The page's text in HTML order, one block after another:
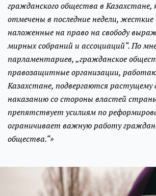
гражданского общества в
отмечены в последние недели, жесткие
наложенные на право на свободу
мирных собраний и ассоциаций“. По
парламентариев, „гражданское
правозащитные организации,
Казахстане, подвергаются растущему
наказанию со стороны властей
препятствует усилиям по
ограничивает важную работу
общества.“»